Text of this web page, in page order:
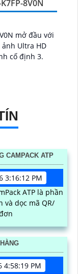
8V0N
mở đầu với
ảnh Ultra HD
cố định 3.
CAMPACK ATP
3:16:12 PM
ATP là phần
và dọc mã QR/
4:58:19 PM